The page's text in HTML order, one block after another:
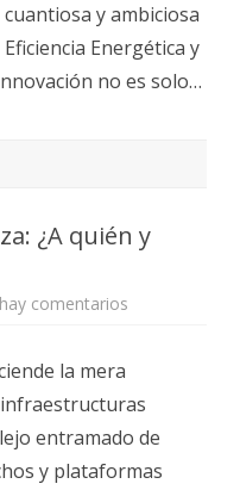
y ambiciosa
Energética y
no es solo…
¿A quién y
comentarios
¿A
quién
y
cómo
afecta
la mera
entramado de
y plataformas